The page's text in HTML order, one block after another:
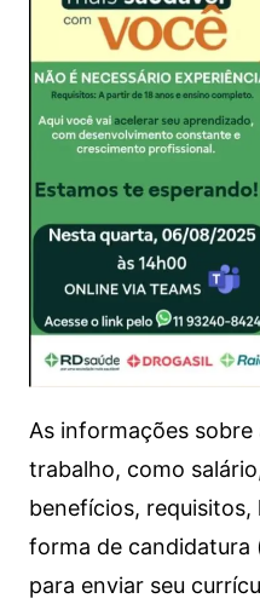
As informações
trabalho, como
benefícios,
forma de candidatura
para enviar seu